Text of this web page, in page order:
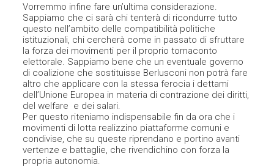
Vorremmo infine fare un’ultima considerazione.
Sappiamo che ci sarà chi tenterà di ricondurre tutto
questo nell’ambito delle compatibilità politiche
istituzionali, chi cercherà come in passato di sfruttare
la forza dei movimenti per il proprio tornaconto
elettorale. Sappiamo bene che un eventuale governo
di coalizione che sostituisse Berlusconi non potrà fare
altro che applicare con la stessa ferocia i dettami
dell’Unione Europea in materia di contrazione dei diritti,
del welfare e dei salari.
Per questo riteniamo indispensabile fin da ora che i
movimenti di lotta realizzino piattaforme comuni e
condivise, che su queste riprendano e portino avanti
vertenze e battaglie, che rivendichino con forza la
propria autonomia.